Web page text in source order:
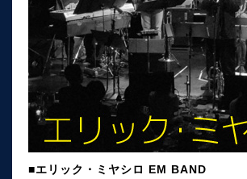
■エリック・ミヤシロ EM BAND